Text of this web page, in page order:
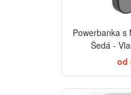
Powerbanka s
Šedá -
od